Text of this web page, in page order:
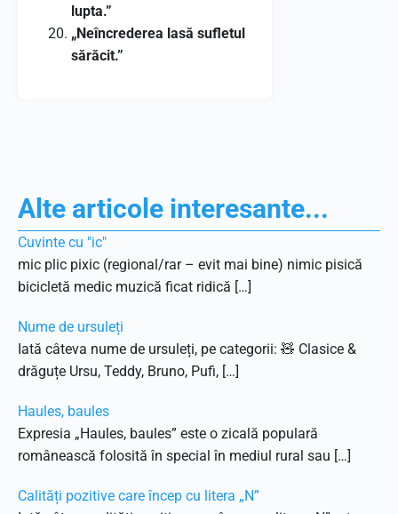
lupta.”
„Neîncrederea lasă sufletul
sărăcit.”
Alte articole interesante...
Cuvinte cu "ic"
mic plic pixic (regional/rar – evit mai bine) nimic pisică
bicicletă medic muzică ficat ridică […]
Nume de ursuleți
Iată câteva nume de ursuleți, pe categorii: 🧸 Clasice &
drăguțe Ursu, Teddy, Bruno, Pufi, […]
Haules, baules
Expresia „Haules, baules” este o zicală populară
românească folosită în special în mediul rural sau […]
Calități pozitive care încep cu litera „N”